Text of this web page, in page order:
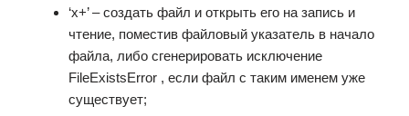
‘x+’ – создать файл и открыть его на запись и
чтение, поместив файловый указатель в начало
файла, либо сгенерировать исключение
FileExistsError , если файл с таким именем уже
существует;